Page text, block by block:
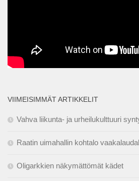
VIIMEISIMMÄT ARTIKKELIT
Vahva liikunta- ja urheilukulttuuri
Raatin uimahallin kohtalo
Oligarkkien näkymättömät kädet